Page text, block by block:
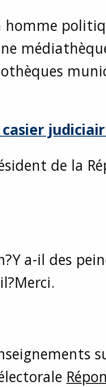
homme
de la
a-il des